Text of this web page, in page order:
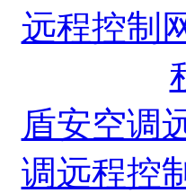
远程控制
盾安空调
调远程控